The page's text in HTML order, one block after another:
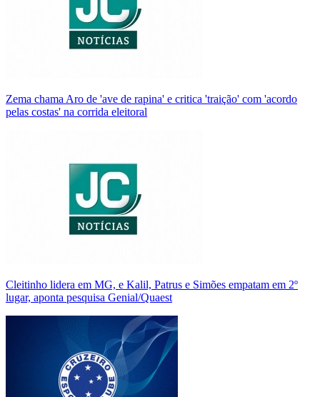
Zema chama Aro de 'ave de rapina' e critica 'traição' com 'acordo
pelas costas' na corrida eleitoral
Cleitinho lidera em MG, e Kalil, Patrus e Simões empatam em 2º
lugar, aponta pesquisa Genial/Quaest